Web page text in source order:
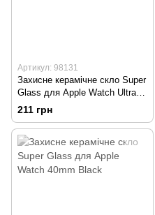
Артикул: 98131
Захисне керамічне скло Super
Glass для Apple Watch Ultra
49mm Black
211 грн